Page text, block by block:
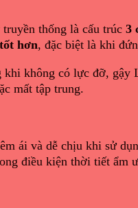
thống là cấu trúc 3
hơn, đặc biệt là khi
không có lực đỡ, gậy
mất tập trung.
ái và dễ chịu khi sử
điều kiện thời tiết